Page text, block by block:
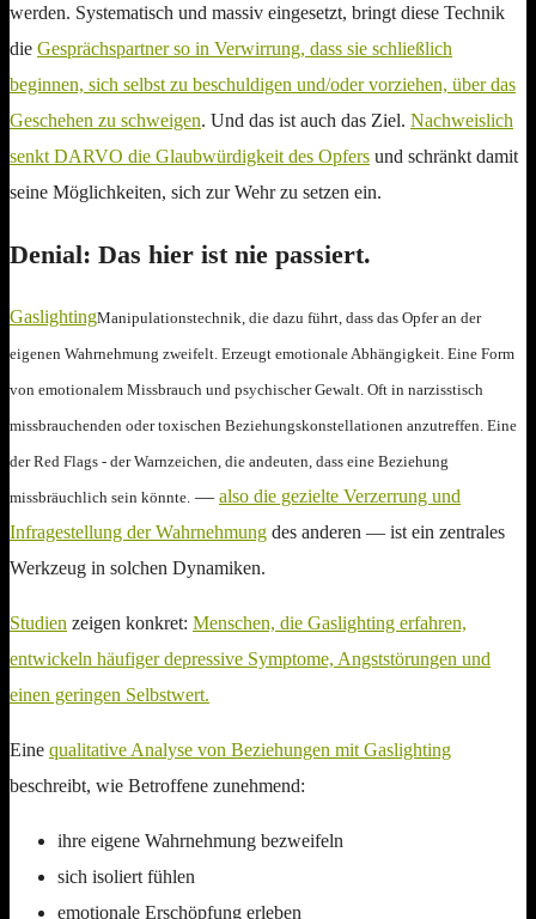
werden. Systematisch und massiv eingesetzt, bringt diese Technik
die Gesprächspartner so in Verwirrung, dass sie schließlich
beginnen, sich selbst zu beschuldigen und/oder vorziehen, über das
Geschehen zu schweigen. Und das ist auch das Ziel. Nachweislich
senkt DARVO die Glaubwürdigkeit des Opfers und schränkt damit
seine Möglichkeiten, sich zur Wehr zu setzen ein.
Denial: Das hier ist nie passiert.
GaslightingManipulationstechnik, die dazu führt, dass das Opfer an der
eigenen Wahrnehmung zweifelt. Erzeugt emotionale Abhängigkeit. Eine Form
von emotionalem Missbrauch und psychischer Gewalt. Oft in narzisstisch
missbrauchenden oder toxischen Beziehungskonstellationen anzutreffen. Eine
der Red Flags - der Warnzeichen, die andeuten, dass eine Beziehung
missbräuchlich sein könnte. — also die gezielte Verzerrung und
Infragestellung der Wahrnehmung des anderen — ist ein zentrales
Werkzeug in solchen Dynamiken.
Studien zeigen konkret: Menschen, die Gaslighting erfahren,
entwickeln häufiger depressive Symptome, Angststörungen und
einen geringen Selbstwert.
Eine qualitative Analyse von Beziehungen mit Gaslighting
beschreibt, wie Betroffene zunehmend:
ihre eigene Wahrnehmung bezweifeln
sich isoliert fühlen
emotionale Erschöpfung erleben